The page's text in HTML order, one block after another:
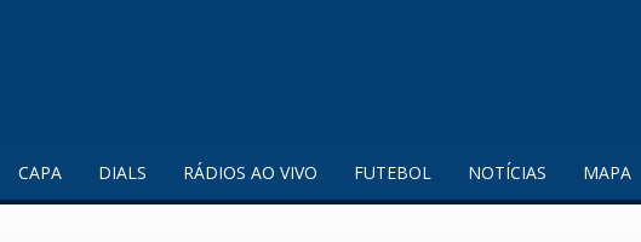
CAPA DIALS RÁDIOS AO VIVO FUTEBOL NOTÍCIAS MAPA